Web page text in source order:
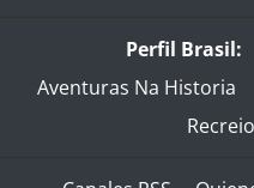
Perfil Brasil:
Aventuras Na Historia
Recreio